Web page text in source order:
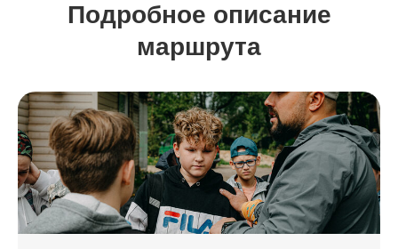
Подробное описание
маршрута